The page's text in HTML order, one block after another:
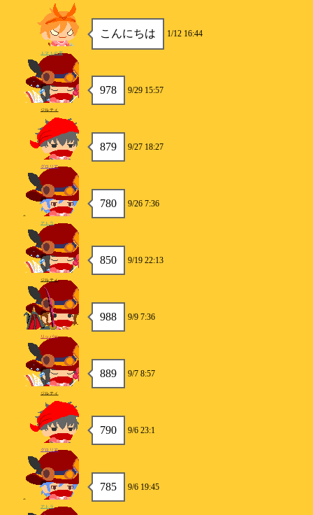
こんにちは 1/12 16:44
トマトの家
978 9/29 15:57
ジルティ
879 9/27 18:27
グロリア
780 9/26 7:36
アトラ
850 9/19 22:13
ジルティ
988 9/9 7:36
リッパー
889 9/7 8:57
ジルティ
790 9/6 23:1
グロリア
785 9/6 19:45
アトラ